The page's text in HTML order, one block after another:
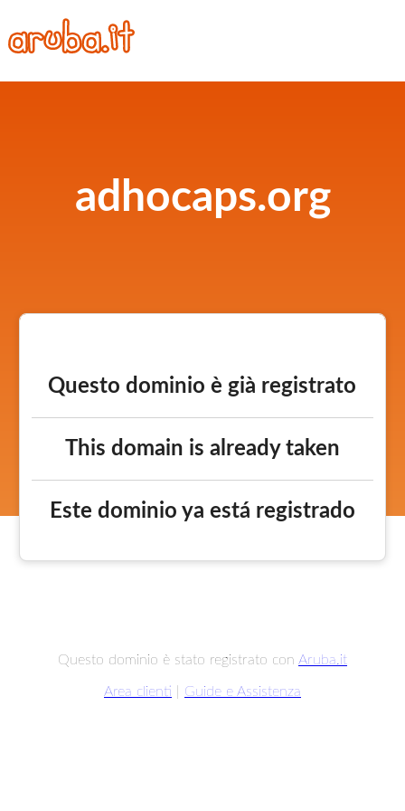
adhocaps.org
Questo dominio è già registrato
This domain is already taken
Este dominio ya está registrado
Questo dominio è stato registrato con Aruba.it
Area clienti Guide e Assistenza